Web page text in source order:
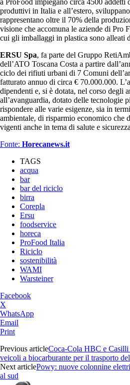
a ProFood impiegano circa 4500 addetti
produttivi in Italia e all’estero,
rappresentano oltre il 70% della
visione che accomuna le aziende di Pro
cui gli imballaggi in plastica sono alleati
ERSU Spa, fa parte del Gruppo
dell’ATO Toscana Costa a partire
ciclo dei rifiuti urbani di 7 Comuni
fatturato annuo di circa € 70.000.000.
dipendenti e, si è dotata, nel corso degli
all’avanguardia, dotato delle tecnologie
rispondere alle varie esigenze, sia in
ambientale, di risparmio economico che
vigenti anche in tema di salute e
Fonte: Horecanews.it
TAGS
acqua
bar
bar del riciclo
birra
Corepla
Ersu
foodservice
horeca
ProFood Italia
Riciclo
sostenibilità
WAMI
Warsteiner
Facebook
X
WhatsApp
Email
Print
Previous articleCoca-Cola HBC e Casilli
veicoli a biocarburante per il trasporto
Next articlePowy: nuove colonnine
al sud